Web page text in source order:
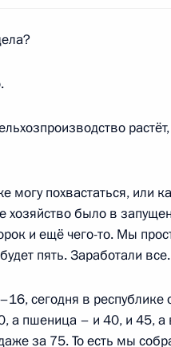
врио главы
могу похвастаться, или
хозяйство было в
и ещё чего-то. Мы
пять. Заработали все.
сегодня в
а пшеница – и 40, и 45,
за 75. То есть мы